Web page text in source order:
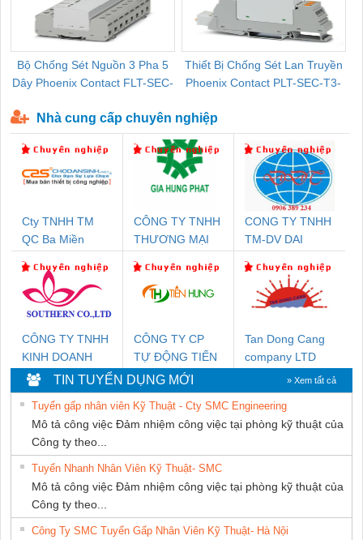
Bộ Chống Sét Nguồn 3 Pha 5
Dây Phoenix Contact FLT-SEC-
Thiết Bị Chống Sét Lan Truyền
Phoenix Contact PLT-SEC-T3-
Nhà cung cấp chuyên nghiệp
Cty TNHH TM
QC Ba Miền
CÔNG TY TNHH
THƯƠNG MẠI
THUẬT ĐIỆN CƠ
GIA HƯNG
CONG TY TNHH
TM-DV DAI
CÔNG TY TNHH
KINH DOANH
DỊCH VỤ XNK
PHƯƠNG NAM
CÔNG TY CP
TỰ ĐỘNG TIẾN
HƯNG
Tan Dong Cang
company LTD
TIN TUYỂN DỤNG MỚI » Xem tất cả
Tuyển gấp nhân viên Kỹ Thuật - Cty SMC Engineering
Mô tả công việc Đảm nhiệm công việc tại phòng kỹ thuật của
Công ty theo...
Tuyển Nhanh Nhân Viên Kỹ Thuật- SMC
Mô tả công việc Đảm nhiệm công việc tại phòng kỹ thuật của
Công ty theo...
Công Ty SMC Tuyển Gấp Nhân Viên Kỹ Thuật- Hà Nội